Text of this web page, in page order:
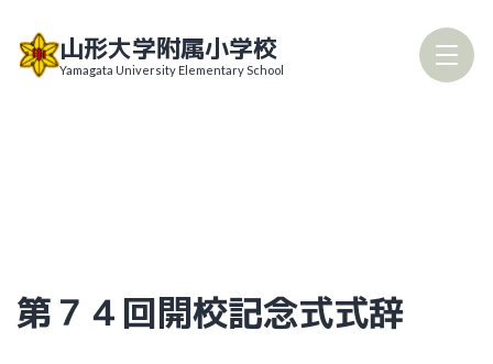
to
山形大学附属小学校
Yamagata University Elementary School
第７４回開校記念式式辞